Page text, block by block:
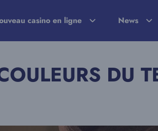
casino en ligne News
DU